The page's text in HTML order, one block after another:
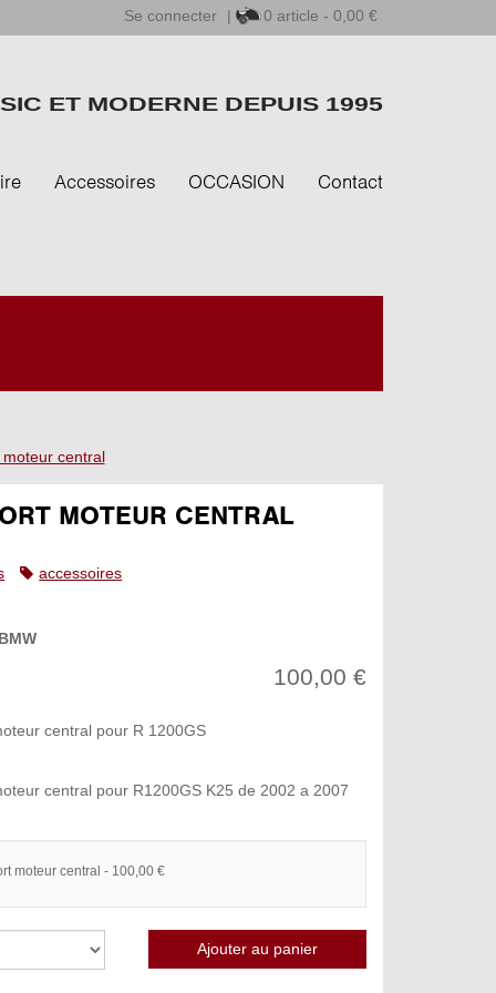
Se connecter | 0 article - 0,00 €
ET MODERNE DEPUIS 1995
Accessoires OCCASION Contact
central
MOTEUR CENTRAL
accessoires
BMW
100,00 €
central pour R 1200GS
central pour R1200GS K25 de 2002 a 2007
moteur central - 100,00 €